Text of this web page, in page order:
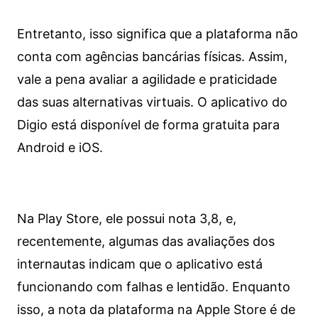
Entretanto, isso significa que a plataforma não
conta com agências bancárias físicas. Assim,
vale a pena avaliar a agilidade e praticidade
das suas alternativas virtuais. O aplicativo do
Digio está disponível de forma gratuita para
Android e iOS.
Na Play Store, ele possui nota 3,8, e,
recentemente, algumas das avaliações dos
internautas indicam que o aplicativo está
funcionando com falhas e lentidão. Enquanto
isso, a nota da plataforma na Apple Store é de